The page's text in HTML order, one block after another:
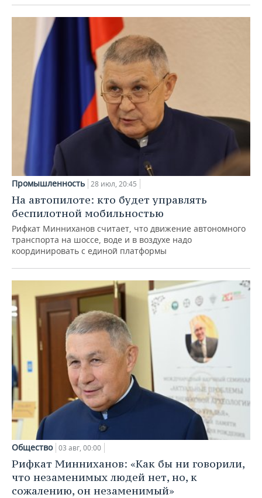
Промышленность 28 июл, 20:45
На автопилоте: кто будет управлять
беспилотной мобильностью
Рифкат Минниханов считает, что движение автономного
транспорта на шоссе, воде и в воздухе надо
координировать с единой платформы
Общество 03 авг, 00:00
Рифкат Минниханов: «Как бы ни говорили,
что незаменимых людей нет, но, к
сожалению, он незаменимый»